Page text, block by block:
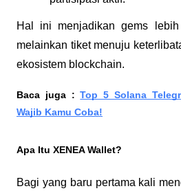
Hal ini menjadikan gems
melainkan tiket menuju
ekosistem blockchain.
Baca juga : Top 5 Solana
Wajib Kamu Coba!
Apa Itu XENEA Wallet?
Bagi yang baru pertama kali